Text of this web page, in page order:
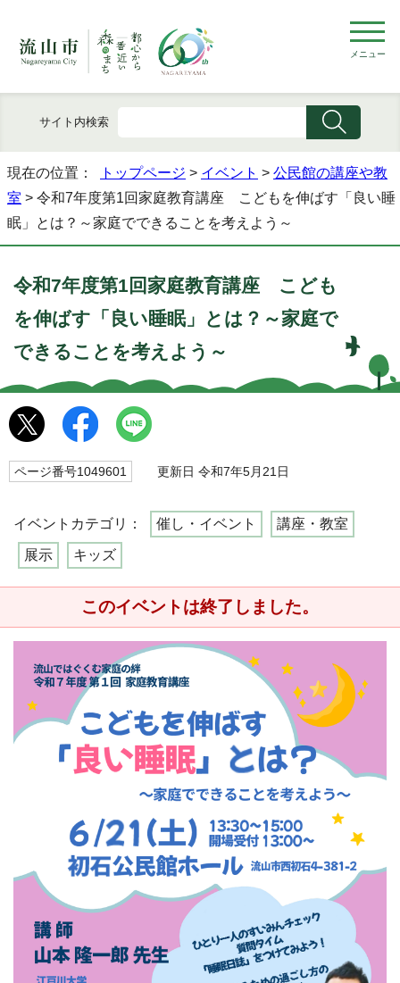
メニュー
サイト内検索
現在の位置： トップページ > イベント > 公民館の講座や教
室 > 令和7年度第1回家庭教育講座 こどもを伸ばす「良い睡
眠」とは？～家庭でできることを考えよう～
令和7年度第1回家庭教育講座 こども
を伸ばす「良い睡眠」とは？～家庭で
できることを考えよう～
ページ番号1049601 更新日 令和7年5月21日
イベントカテゴリ： 催し・イベント 講座・教室
展示 キッズ
このイベントは終了しました。